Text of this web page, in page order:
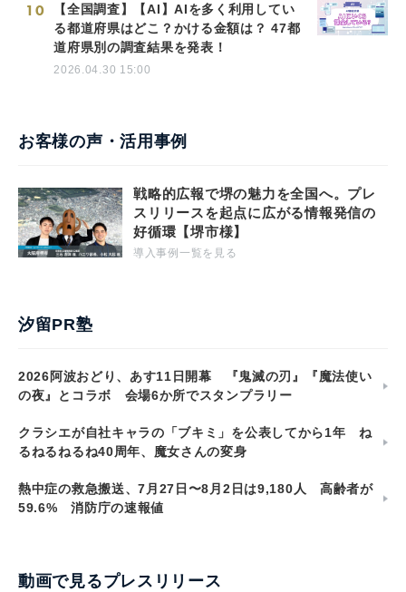
10
【全国調査】【AI】AIを多く利用してい
る都道府県はどこ？かける金額は？ 47都
道府県別の調査結果を発表！
2026.04.30 15:00
お客様の声・活用事例
戦略的広報で堺の魅力を全国へ。プレ
スリリースを起点に広がる情報発信の
好循環【堺市様】
導入事例一覧を見る
汐留PR塾
2026阿波おどり、あす11日開幕 『鬼滅の刃』『魔法使い
の夜』とコラボ 会場6か所でスタンプラリー
クラシエが自社キャラの「ブキミ」を公表してから1年 ね
るねるねるね40周年、魔女さんの変身
熱中症の救急搬送、7月27日〜8月2日は9,180人 高齢者が
59.6% 消防庁の速報値
動画で見るプレスリリース